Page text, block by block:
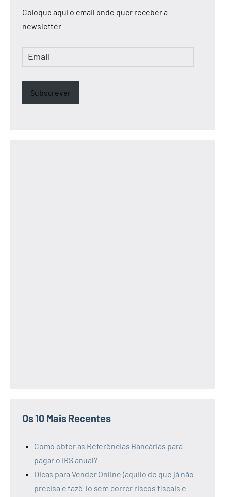
Coloque aqui o email onde quer receber a
newsletter
Email
Subscrever
Os 10 Mais Recentes
Como obter as Referências Bancárias para
pagar o IRS anual?
Dicas para Vender Online (aquilo de que já não
precisa e fazê-lo sem correr riscos fiscais e